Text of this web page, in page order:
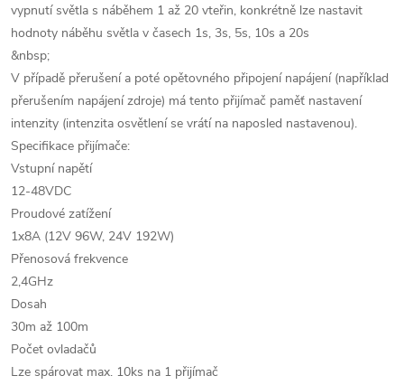
vypnutí světla s náběhem 1 až 20 vteřin, konkrétně lze nastavit
hodnoty náběhu světla v časech 1s, 3s, 5s, 10s a 20s
&nbsp;
V případě přerušení a poté opětovného připojení napájení (například
přerušením napájení zdroje) má tento přijímač paměť nastavení
intenzity (intenzita osvětlení se vrátí na naposled nastavenou).
Specifikace přijímače:
Vstupní napětí
12-48VDC
Proudové zatížení
1x8A (12V 96W, 24V 192W)
Přenosová frekvence
2,4GHz
Dosah
30m až 100m
Počet ovladačů
Lze spárovat max. 10ks na 1 přijímač